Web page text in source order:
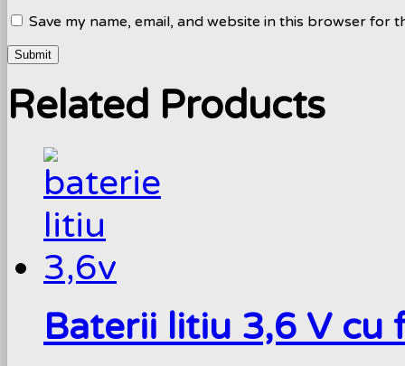
Save my name, email, and website in this browser for
Related Products
Baterii litiu 3,6 V cu